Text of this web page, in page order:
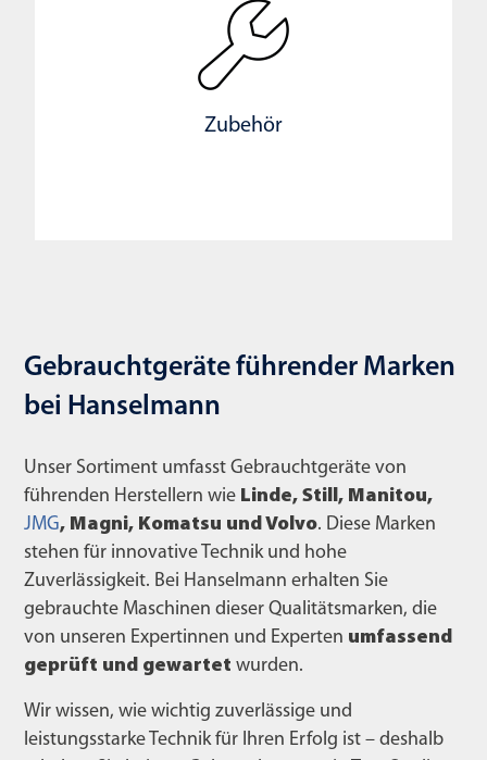
Zubehör
Gebrauchtgeräte führender Marken
bei Hanselmann
Unser Sortiment umfasst Gebrauchtgeräte von
führenden Herstellern wie Linde, Still, Manitou,
JMG, Magni, Komatsu und Volvo. Diese Marken
stehen für innovative Technik und hohe
Zuverlässigkeit. Bei Hanselmann erhalten Sie
gebrauchte Maschinen dieser Qualitätsmarken, die
von unseren Expertinnen und Experten umfassend
geprüft und gewartet wurden.
Wir wissen, wie wichtig zuverlässige und
leistungsstarke Technik für Ihren Erfolg ist – deshalb